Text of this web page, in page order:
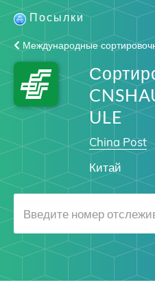
Посылки
Международные
ULE
China Post
Китай